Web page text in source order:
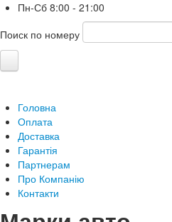
Пн-Сб 8:00 - 21:00
Поиск по номеру
Головна
Оплата
Доставка
Гарантія
Партнерам
Про Компанію
Контакти